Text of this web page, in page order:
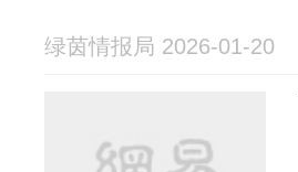
绿茵情报局 2026-01-20